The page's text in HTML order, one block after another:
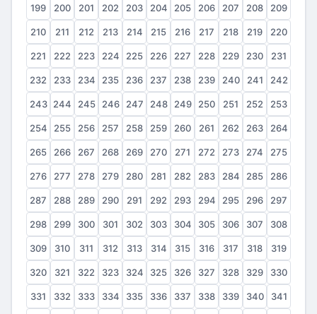
199 200 201 202 203 204 205 206 207 208 209
210 211 212 213 214 215 216 217 218 219 220
221 222 223 224 225 226 227 228 229 230 231
232 233 234 235 236 237 238 239 240 241 242
243 244 245 246 247 248 249 250 251 252 253
254 255 256 257 258 259 260 261 262 263 264
265 266 267 268 269 270 271 272 273 274 275
276 277 278 279 280 281 282 283 284 285 286
287 288 289 290 291 292 293 294 295 296 297
298 299 300 301 302 303 304 305 306 307 308
309 310 311 312 313 314 315 316 317 318 319
320 321 322 323 324 325 326 327 328 329 330
331 332 333 334 335 336 337 338 339 340 341